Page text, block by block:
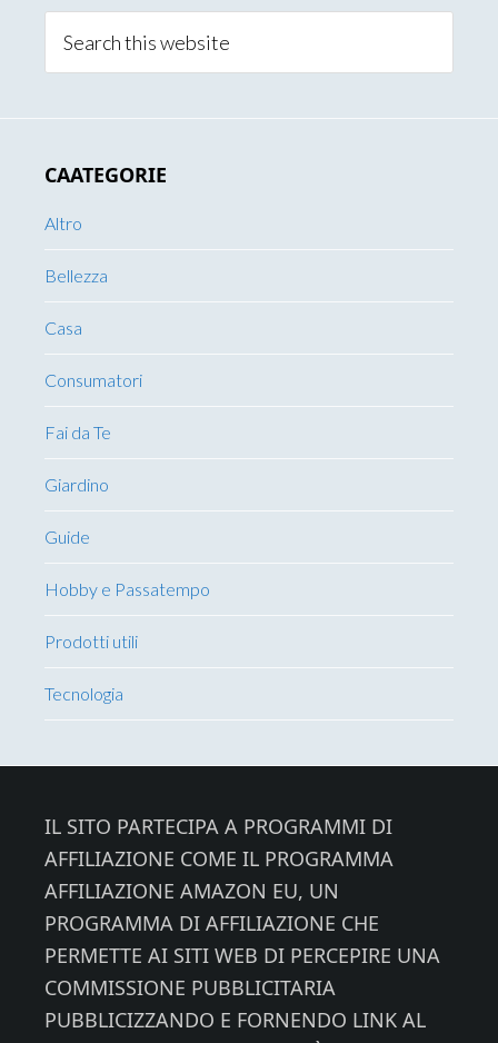
this
CAATEGORIE
Altro
Bellezza
Casa
Consumatori
Fai da Te
Giardino
Guide
Hobby e Passatempo
Prodotti utili
Tecnologia
IL SITO PARTECIPA A PROGRAMMI DI
AFFILIAZIONE COME IL PROGRAMMA
AFFILIAZIONE AMAZON EU, UN
PROGRAMMA DI AFFILIAZIONE CHE
PERMETTE AI SITI WEB DI PERCEPIRE UNA
COMMISSIONE PUBBLICITARIA
PUBBLICIZZANDO E FORNENDO LINK AL